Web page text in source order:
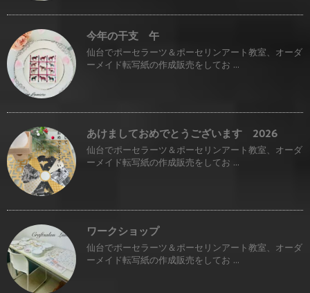
今年の干支 午
仙台でポーセラーツ＆ポーセリンアート教室、オーダ
ーメイド転写紙の作成販売をしてお ...
あけましておめでとうございます 2026
仙台でポーセラーツ＆ポーセリンアート教室、オーダ
ーメイド転写紙の作成販売をしてお ...
ワークショップ
仙台でポーセラーツ＆ポーセリンアート教室、オーダ
ーメイド転写紙の作成販売をしてお ...